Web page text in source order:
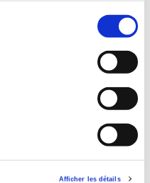
Afficher les détails